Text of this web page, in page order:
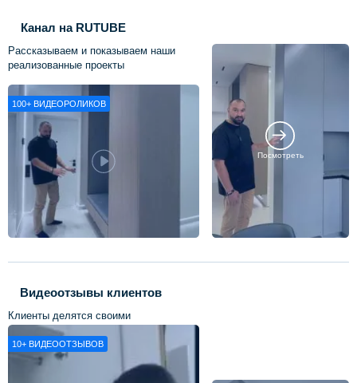
Канал на RUTUBE
Рассказываем и показываем наши
реализованные проекты
100+ ВИДЕОРОЛИКОВ
Посмотреть
Видеоотзывы клиентов
Клиенты делятся своими
впечатлениями о нашей работе
10+ ВИДЕООТЗЫВОВ